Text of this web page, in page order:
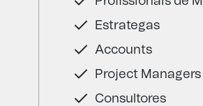
Estrategas
Accounts
Project Managers
Consultores